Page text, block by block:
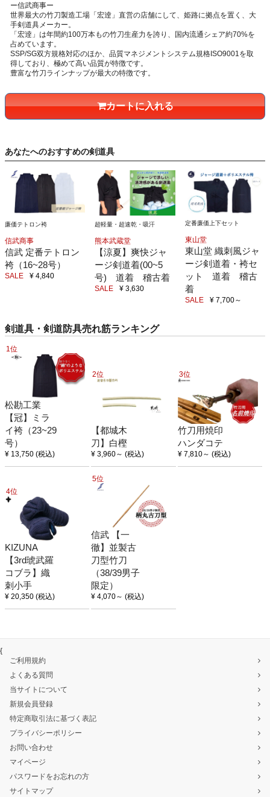
ー信武商事ー
世界最大の竹刀製造工場「宏逹」直営の店舗にして、姫路に拠点を置く、大
手剣道具メーカー。
「宏逹」は年間約100万本もの竹刀生産力を誇り、国内流通シェア約70%を
占めています。
SSP/SG双方規格対応のほか、品質マネジメントシステム規格ISO9001を取
得しており、極めて高い品質が特徴です。
豊富な竹刀ラインナップが最大の特徴です。
カートに入れる
あなたへのおすすめの剣道具
廉価テトロン袴
信武商事
信武 定番テトロン
袴（16~28号）
SALE ¥ 4,840
超軽量・超速乾・吸汗
熊本武蔵堂
【涼夏】爽快ジャ
ージ剣道着(00~5
号) 道着 稽古着
SALE ¥ 3,630
定番廉価上下セット
東山堂
東山堂 織刺風ジャ
ージ剣道着・袴セ
ット 道着 稽古
着
SALE ¥ 7,700～
剣道具・剣道防具売れ筋ランキング
1位
松勘工業
【冠】ミラ
イ袴（23~29
号）
¥ 13,750 (税込)
2位
【都城木
刀】白樫
¥ 3,960～ (税込)
3位
竹刀用焼印
ハンダコテ
¥ 7,810～ (税込)
4位
KIZUNA
【3rd琥武羅
コブラ】織
刺小手
¥ 20,350 (税込)
5位
信武 【一
徹】並製古
刀型竹刀
（38/39男子
限定）
¥ 4,070～ (税込)
{
ご利用規約
よくある質問
当サイトについて
新規会員登録
特定商取引法に基づく表記
プライバシーポリシー
お問い合わせ
マイページ
パスワードをお忘れの方
サイトマップ